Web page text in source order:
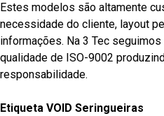
Estes modelos são altamente
necessidade do cliente, layout
informações. Na 3 Tec
qualidade de ISO-9002
responsabilidade.
Etiqueta VOID Seringueiras